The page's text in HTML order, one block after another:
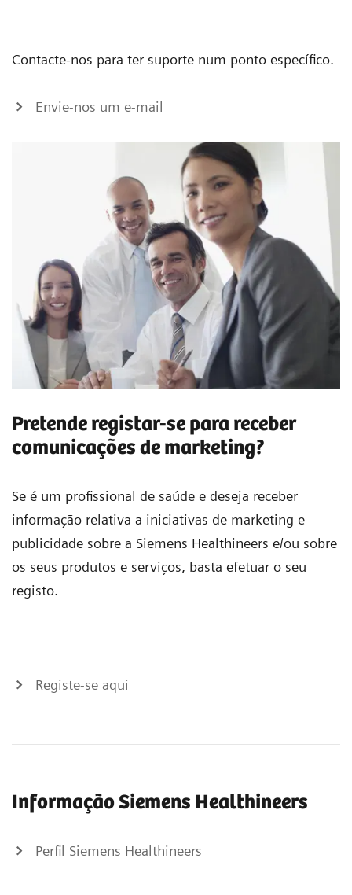
Contacte-nos para ter suporte num ponto específico.
Envie-nos um e-mail
Pretende registar-se para receber
comunicações de marketing?
Se é um profissional de saúde e deseja receber
informação relativa a iniciativas de marketing e
publicidade sobre a Siemens Healthineers e/ou sobre
os seus produtos e serviços, basta efetuar o seu
registo.
Registe-se aqui
Informação Siemens Healthineers
Perfil Siemens Healthineers